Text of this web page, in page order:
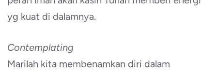
yg kuat di dalamnya.
Contemplating
Marilah kita membenamkan diri dalam